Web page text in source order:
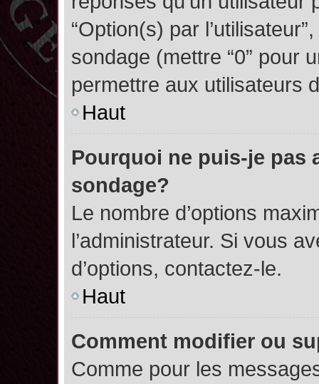
“Option(s) par
sondage (mettre “0” pour
permettre aux utilisateurs
Haut
Pourquoi ne puis-je pas
sondage?
Le nombre d’options
l’administrateur. Si vous
d’options, contactez-le.
Haut
Comment modifier ou
Comme pour les